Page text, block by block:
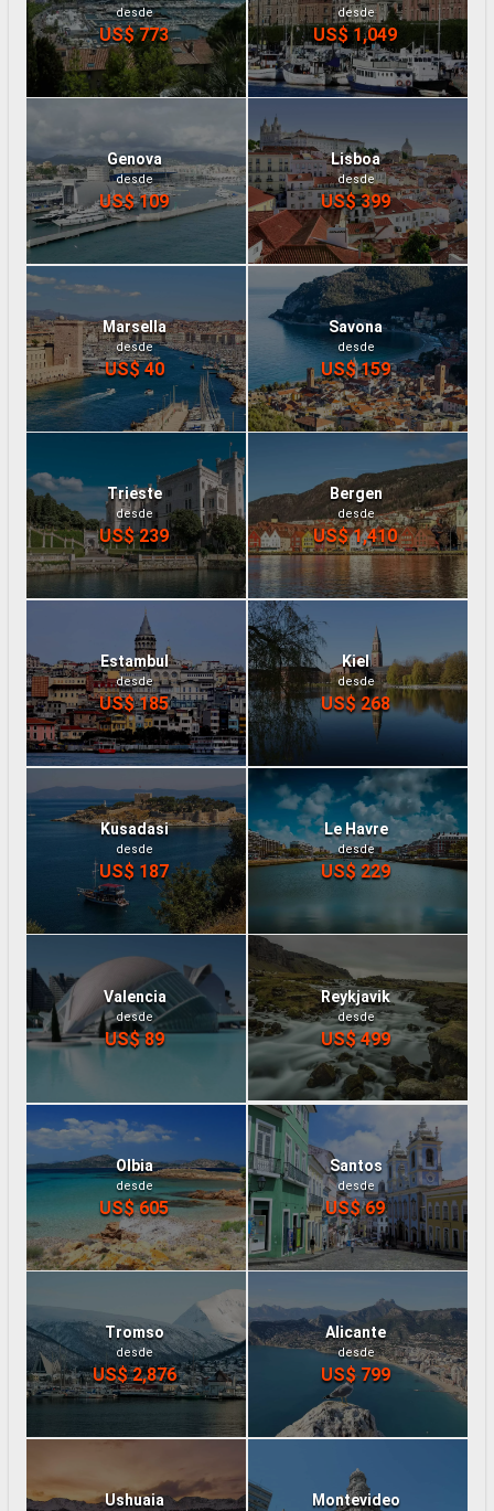
desde
US$ 773
desde
US$ 1,049
Genova
desde
US$ 109
Lisboa
desde
US$ 399
Marsella
desde
US$ 40
Savona
desde
US$ 159
Trieste
desde
US$ 239
Bergen
desde
US$ 1,410
Estambul
desde
US$ 185
Kiel
desde
US$ 268
Kusadasi
desde
US$ 187
Le Havre
desde
US$ 229
Valencia
desde
US$ 89
Reykjavik
desde
US$ 499
Olbia
desde
US$ 605
Santos
desde
US$ 69
Tromso
desde
US$ 2,876
Alicante
desde
US$ 799
Ushuaia Montevideo